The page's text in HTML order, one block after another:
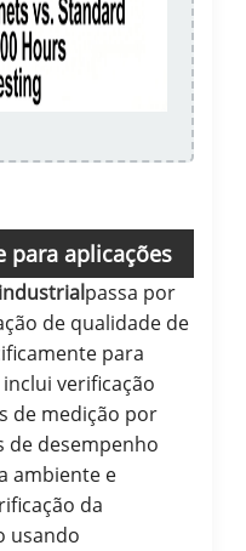
para aplicações
passa por
de qualidade de
para
verificação
de medição por
de desempenho
ambiente e
da
usando